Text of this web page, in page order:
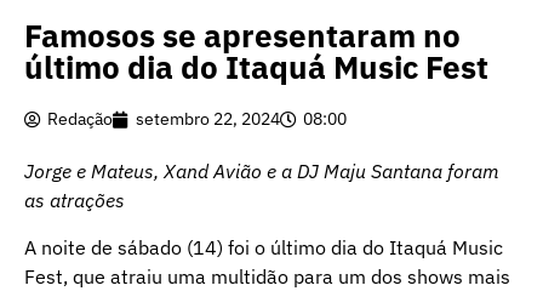
Famosos se apresentaram no
último dia do Itaquá Music Fest
Redação setembro 22, 2024 08:00
Jorge e Mateus, Xand Avião e a DJ Maju Santana foram
as atrações
A noite de sábado (14) foi o último dia do Itaquá Music
Fest, que atraiu uma multidão para um dos shows mais